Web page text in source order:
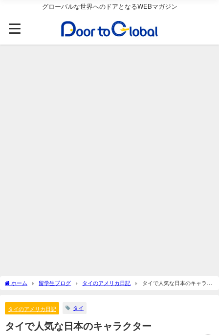
グローバルな世界へのドアとなるWEBマガジン
ホーム 留学生ブログ タイのアメリカ日記
タイで人気な日本のキャラク
タイのアメリカ日記 タイ
タイで人気な日本のキャラクター